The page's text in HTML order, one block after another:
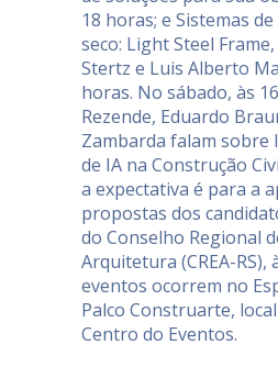
18 horas; e Sistemas
seco: Light Steel
Stertz e Luis Alberto
horas. No sábado, às
Rezende, Eduardo
Zambarda falam sobre
de IA na Construção
a expectativa é para a
propostas dos
do Conselho Regional
Arquitetura (CREA-RS),
eventos ocorrem no
Palco Construarte,
Centro do Eventos.